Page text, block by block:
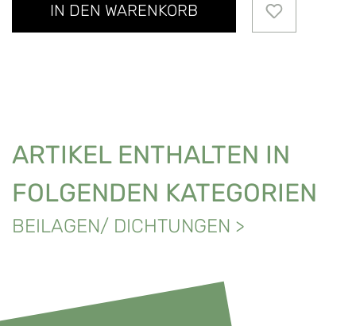
IN DEN WARENKORB
ARTIKEL ENTHALTEN IN
FOLGENDEN KATEGORIEN
BEILAGEN/ DICHTUNGEN >